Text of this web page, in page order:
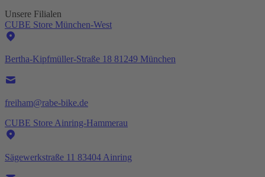
Unsere Filialen
CUBE Store München-West
Bertha-Kipfmüller-Straße 18 81249 München
freiham@rabe-bike.de
CUBE Store Ainring-Hammerau
Sägewerkstraße 11 83404 Ainring